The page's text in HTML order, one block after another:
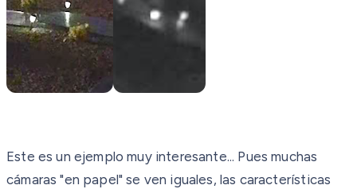
Este es un ejemplo muy interesante... Pues muchas
cámaras "en papel" se ven iguales, las características